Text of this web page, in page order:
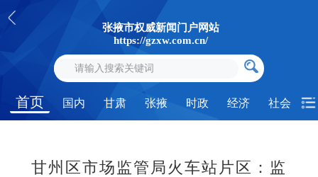
张掖市权威新闻门户网站
https://gzxw.com.cn/
首页 国内 甘肃 张掖 时政 经济 社会
甘州区市场监管局火车站片区：监